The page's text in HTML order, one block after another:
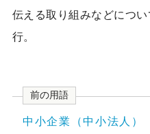
伝える取り組みなどにつ
行。
前の用語
中小企業（中小法人）